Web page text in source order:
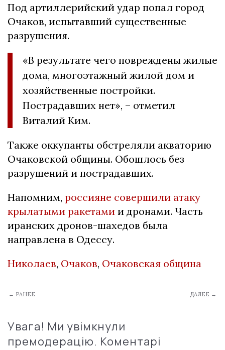
Под артиллерийский удар попал город
Очаков, испытавший существенные
разрушения.
«В результате чего повреждены жилые
дома, многоэтажный жилой дом и
хозяйственные постройки.
Пострадавших нет», – отметил
Виталий Ким.
Также оккупанты обстреляли акваторию
Очаковской общины. Обошлось без
разрушений и пострадавших.
Напомним, россияне совершили атаку
крылатыми ракетами и дронами. Часть
иранских дронов-шахедов была
направлена в Одессу.
Николаев, Очаков, Очаковская община
← РАНЕЕ ДАЛЕЕ →
Увага! Ми увімкнули
премодерацію. Коментарі